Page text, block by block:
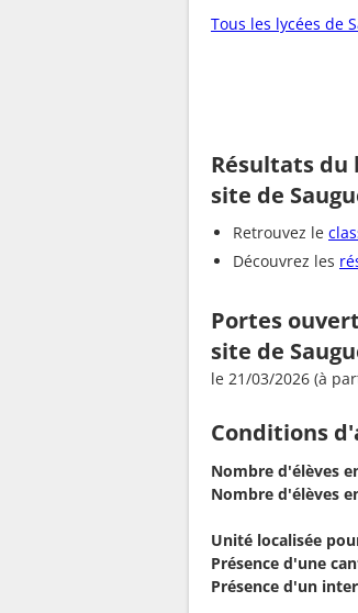
Tous les lycées de
Résultats du
site de
Retrouvez le
Découvrez les
Portes
site de
le 21/03/2026 (à
Conditions
Nombre d'élèves
Nombre d'élèves
Unité localisée
Présence d'une
Présence d'un